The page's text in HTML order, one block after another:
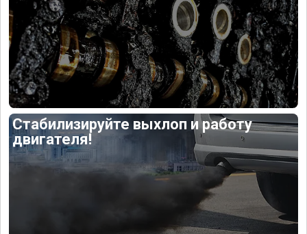
Стабилизируйте выхлоп и работу
двигателя!